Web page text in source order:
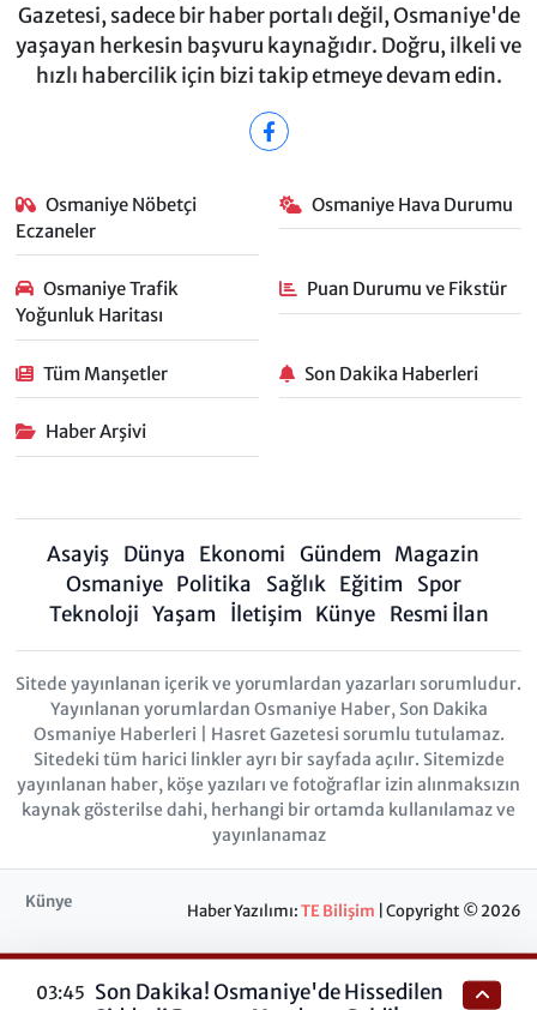
Gazetesi, sadece bir haber portalı değil, Osmaniye'de
yaşayan herkesin başvuru kaynağıdır. Doğru, ilkeli ve
hızlı habercilik için bizi takip etmeye devam edin.
Osmaniye Nöbetçi
Eczaneler
Osmaniye Hava Durumu
Osmaniye Trafik
Yoğunluk Haritası
Puan Durumu ve Fikstür
Tüm Manşetler Son Dakika Haberleri
Haber Arşivi
Asayiş Dünya Ekonomi Gündem Magazin
Osmaniye Politika Sağlık Eğitim
Spor
Teknoloji Yaşam İletişim Künye Resmi İlan
Sitede yayınlanan içerik ve yorumlardan yazarları sorumludur.
Yayınlanan yorumlardan Osmaniye Haber, Son Dakika
Osmaniye Haberleri | Hasret Gazetesi sorumlu tutulamaz.
Sitedeki tüm harici linkler ayrı bir sayfada açılır. Sitemizde
yayınlanan haber, köşe yazıları ve fotoğraflar izin alınmaksızın
kaynak gösterilse dahi, herhangi bir ortamda kullanılamaz ve
yayınlanamaz
Künye Haber Yazılımı:TE Bilişim | Copyright © 2026
03:45 Son Dakika! Osmaniye'de Hissedilen